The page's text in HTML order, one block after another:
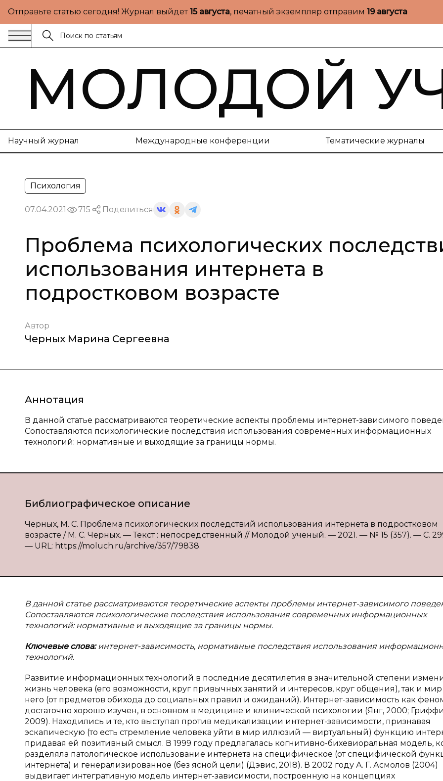
Отправьте статью сегодня! Журнал выйдет15 августа, печатный экземпляр отправим 19 августа
МОЛОДОЙ
Научный журнал Международные конференции Тематические журналы
Психология
07.04.2021 715 Поделиться
Проблема психологических
использования интернета в
подростковом возрасте
Автор
Черных Марина Сергеевна
Аннотация
В данной статье рассматриваются теоретические аспекты проблемы интернет-зависимого
Сопоставляются психологические последствия использования современных информационных
технологий: нормативные и выходящие за границы нормы.
Библиографическое описание
Черных, М. С. Проблема психологических последствий использования интернета в подростковом
возрасте / М. С. Черных. — Текст : непосредственный // Молодой ученый. — 2021. — № 15 (357). — С.
— URL: https://moluch.ru/archive/357/79838.
В данной статье рассматриваются теоретические аспекты проблемы интернет-зависимого
Сопоставляются психологические последствия использования современных информационных
технологий: нормативные и выходящие за границы нормы.
Ключевые слова:интернет-зависимость, нормативные последствия использования
технологий.
Развитие информационных технологий в последние десятилетия в значительной степени
жизнь человека (его возможности, круг привычных занятий и интересов, круг общения), так и мир
него (от предметов обихода до социальных правил и ожиданий). Интернет-зависимость как
достаточно хорошо изучен, в основном в медицине и клинической психологии (Янг, 2000;
2009). Находились и те, кто выступал против медикализации интернет-зависимости, признавая
эскапическую (то есть стремление человека уйти в мир иллюзий — виртуальный) функцию
придавая ей позитивный смысл. В 1999 году предлагалась когнитивно-бихевиоральная модель,
разделяла патологическое использование интернета на специфическое (от специфической
интернета) и генерализированное (без ясной цели) (Дэвис, 2018). В 2002 году А. Г. Асмолов (2004)
выдвигает интегративную модель интернет-зависимости, построенную на концепциях